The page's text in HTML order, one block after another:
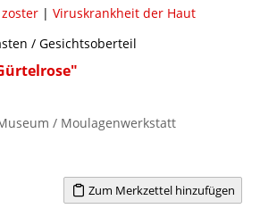
| Viruskrankheit der Haut
/ Gesichtsoberteil
/ Moulagenwerkstatt
Zum Merkzettel hinzufügen